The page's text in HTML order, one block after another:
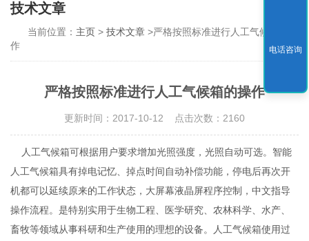
技术文章
当前位置： 主页 >技术文章 >严格按照标准进行人工气候箱的操
作
严格按照标准进行人工气候箱的操作
更新时间：2017-10-12 点击次数：2160
人工气候箱可根据用户要求增加光照强度，光照自动可选。智能
人工气候箱具有掉电记忆、掉点时间自动补偿功能，停电后再次开
机都可以延续原来的工作状态，大屏幕液晶屏程序控制，中文指导
操作流程。是特别实用于生物工程、医学研究、农林科学、水产、
畜牧等领域从事科研和生产使用的理想的设备。人工气候箱使用过
电话咨询